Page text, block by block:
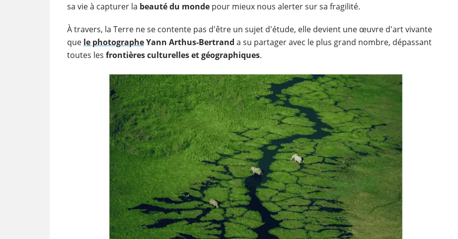
sa vie à capturer la beauté du mondepour mieux nous alerter sur sa fragilité.
À travers, la Terre ne se contente pas d'être un sujet d'étude, elle devient une œuvre d'art vivante
que le photographe Yann Arthus-Bertrand a su partager avec le plus grand nombre, dépassant
toutes les frontières culturelles et géographiques.